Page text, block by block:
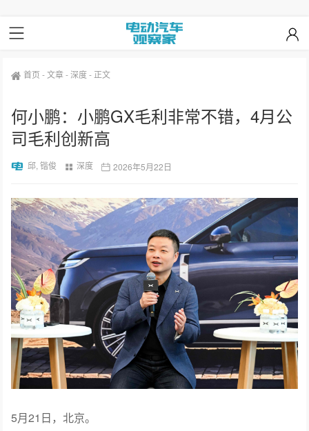
首页 -文章-深度- 正文
何小鹏：小鹏GX毛利非常不错，4月公
司毛利创新高
邱, 锴俊 深度 2026年5月22日
5月21日，北京。